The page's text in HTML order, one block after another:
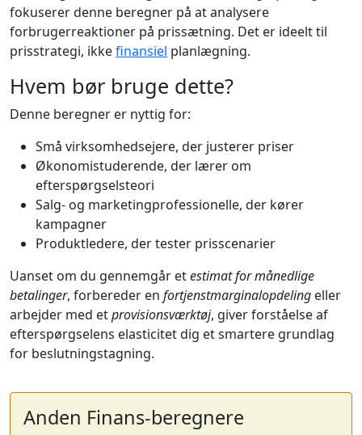
fokuserer denne beregner på at analysere
forbrugerreaktioner på prissætning. Det er ideelt til
prisstrategi, ikkefinansiel planlægning.
Hvem bør bruge dette?
Denne beregner er nyttig for:
Små virksomhedsejere, der justerer priser
Økonomistuderende, der lærer om
efterspørgselsteori
Salg- og marketingprofessionelle, der kører
kampagner
Produktledere, der tester prisscenarier
Uanset om du gennemgår etestimat for månedlige
betalinger, forbereder en fortjenstmarginalopdeling eller
arbejder med etprovisionsværktøj, giver forståelse af
efterspørgselens elasticitet dig et smartere grundlag
for beslutningstagning.
Anden Finans-beregnere